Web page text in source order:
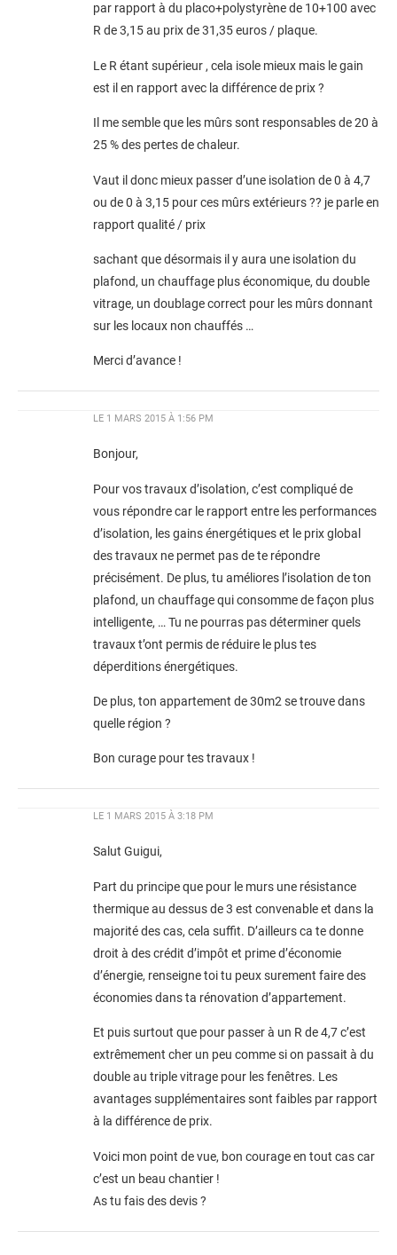
par rapport à du placo+polystyrène de 10+100 avec
R de 3,15 au prix de 31,35 euros / plaque.
Le R étant supérieur , cela isole mieux mais le gain
est il en rapport avec la différence de prix ?
Il me semble que les mûrs sont responsables de 20 à
25 % des pertes de chaleur.
Vaut il donc mieux passer d’une isolation de 0 à 4,7
ou de 0 à 3,15 pour ces mûrs extérieurs ?? je parle en
rapport qualité / prix
sachant que désormais il y aura une isolation du
plafond, un chauffage plus économique, du double
vitrage, un doublage correct pour les mûrs donnant
sur les locaux non chauffés …
Merci d’avance !
LE 1 MARS 2015 À 1:56 PM
Bonjour,
Pour vos travaux d’isolation, c’est compliqué de
vous répondre car le rapport entre les performances
d’isolation, les gains énergétiques et le prix global
des travaux ne permet pas de te répondre
précisément. De plus, tu améliores l’isolation de ton
plafond, un chauffage qui consomme de façon plus
intelligente, … Tu ne pourras pas déterminer quels
travaux t’ont permis de réduire le plus tes
déperditions énergétiques.
De plus, ton appartement de 30m2 se trouve dans
quelle région ?
Bon curage pour tes travaux !
LE 1 MARS 2015 À 3:18 PM
Salut Guigui,
Part du principe que pour le murs une résistance
thermique au dessus de 3 est convenable et dans la
majorité des cas, cela suffit. D’ailleurs ca te donne
droit à des crédit d’impôt et prime d’économie
d’énergie, renseigne toi tu peux surement faire des
économies dans ta rénovation d’appartement.
Et puis surtout que pour passer à un R de 4,7 c’est
extrêmement cher un peu comme si on passait à du
double au triple vitrage pour les fenêtres. Les
avantages supplémentaires sont faibles par rapport
à la différence de prix.
Voici mon point de vue, bon courage en tout cas car
c’est un beau chantier !
As tu fais des devis ?